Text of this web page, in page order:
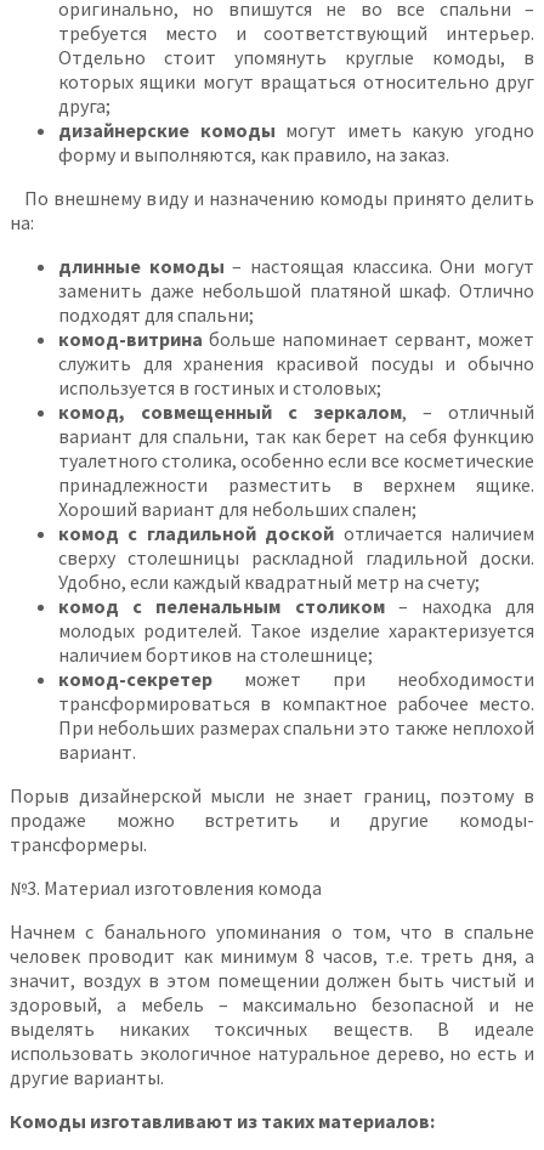
оригинально, но впишутся не во все спальни –
требуется место и соответствующий интерьер.
Отдельно стоит упомянуть круглые комоды, в
которых ящики могут вращаться относительно друг
друга;
дизайнерские комоды могут иметь какую угодно
форму и выполняются, как правило, на заказ.
По внешнему виду и назначению комоды принято делить
на:
длинные комоды – настоящая классика. Они могут
заменить даже небольшой платяной шкаф. Отлично
подходят для спальни;
комод-витрина больше напоминает сервант, может
служить для хранения красивой посуды и обычно
используется в гостиных и столовых;
комод, совмещенный с зеркалом, – отличный
вариант для спальни, так как берет на себя функцию
туалетного столика, особенно если все косметические
принадлежности разместить в верхнем ящике.
Хороший вариант для небольших спален;
комод с гладильной доской отличается наличием
сверху столешницы раскладной гладильной доски.
Удобно, если каждый квадратный метр на счету;
комод с пеленальным столиком– находка для
молодых родителей. Такое изделие характеризуется
наличием бортиков на столешнице;
комод-секретер может при необходимости
трансформироваться в компактное рабочее место.
При небольших размерах спальни это также неплохой
вариант.
Порыв дизайнерской мысли не знает границ, поэтому в
продаже можно встретить и другие комоды-
трансформеры.
№3. Материал изготовления комода
Начнем с банального упоминания о том, что в спальне
человек проводит как минимум 8 часов, т.е. треть дня, а
значит, воздух в этом помещении должен быть чистый и
здоровый, а мебель – максимально безопасной и не
выделять никаких токсичных веществ. В идеале
использовать экологичное натуральное дерево, но есть и
другие варианты.
Комоды изготавливают из таких материалов: